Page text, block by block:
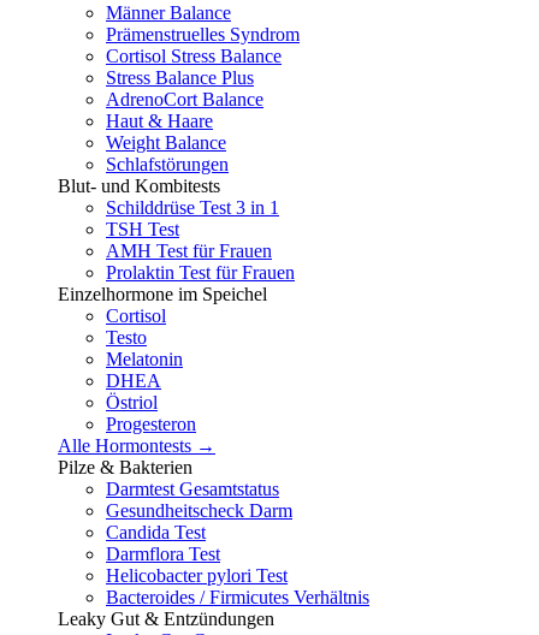
Männer Balance
Prämenstruelles Syndrom
Cortisol Stress Balance
Stress Balance Plus
AdrenoCort Balance
Haut & Haare
Weight Balance
Schlafstörungen
Blut- und Kombitests
Schilddrüse Test 3 in 1
TSH Test
AMH Test für Frauen
Prolaktin Test für Frauen
Einzelhormone im Speichel
Cortisol
Testo
Melatonin
DHEA
Östriol
Progesteron
Alle Hormontests →
Pilze & Bakterien
Darmtest Gesamtstatus
Gesundheitscheck Darm
Candida Test
Darmflora Test
Helicobacter pylori Test
Bacteroides / Firmicutes Verhältnis
Leaky Gut & Entzündungen